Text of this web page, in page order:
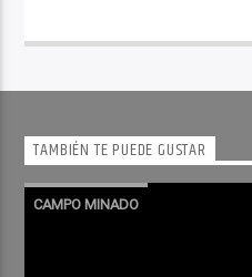
TAMBIÉN TE PUEDE GUSTAR
CAMPO MINADO